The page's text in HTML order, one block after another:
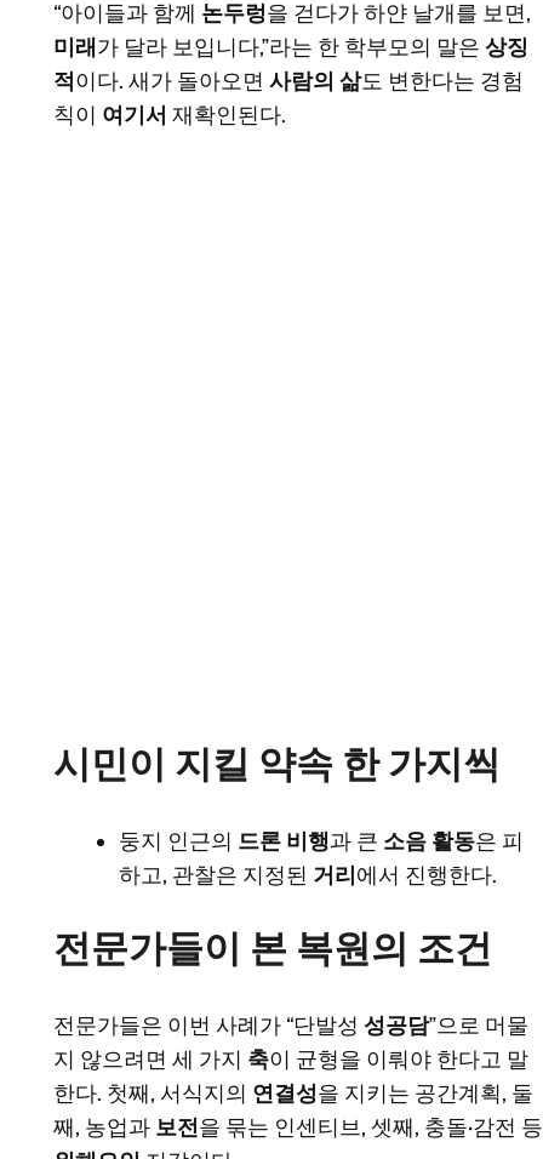
“아이들과 함께 논두렁을 걷다가 하얀 날개를 보면,
미래 가 달라 보입니다,”라는 한 학부모의 말은 상징
적 이다. 새가 돌아오면 사람의 삶도 변한다는 경험
칙이 여기서 재확인된다.
시민이 지킬 약속 한 가지씩
둥지 인근의 드론 비행과 큰 소음 활동은 피
하고, 관찰은 지정된 거리 에서 진행한다.
전문가들이 본 복원의 조건
전문가들은 이번 사례가 “단발성 성공담”으로 머물
지 않으려면 세 가지 축이 균형을 이뤄야 한다고 말
한다. 첫째, 서식지의 연결성을 지키는 공간계획, 둘
째, 농업과 보전을 묶는 인센티브, 셋째, 충돌·감전 등